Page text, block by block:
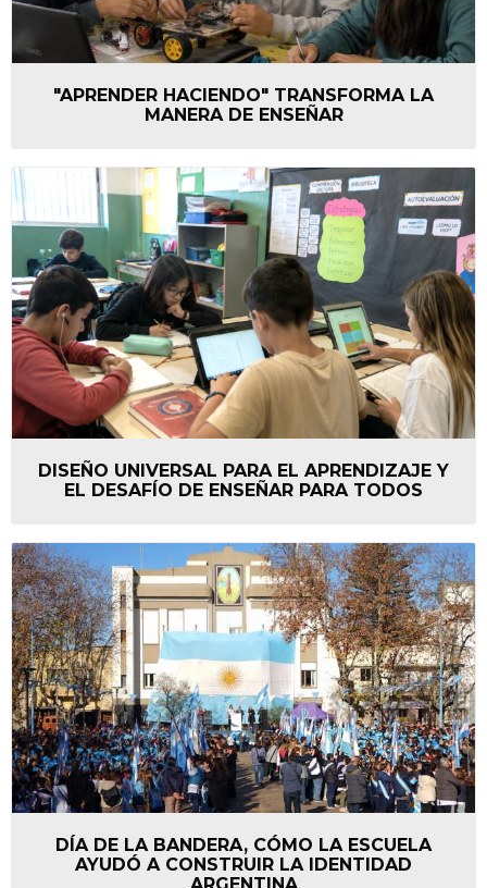
"APRENDER HACIENDO" TRANSFORMA LA
MANERA DE ENSEÑAR
DISEÑO UNIVERSAL PARA EL APRENDIZAJE Y
EL DESAFÍO DE ENSEÑAR PARA TODOS
DÍA DE LA BANDERA, CÓMO LA ESCUELA
AYUDÓ A CONSTRUIR LA IDENTIDAD